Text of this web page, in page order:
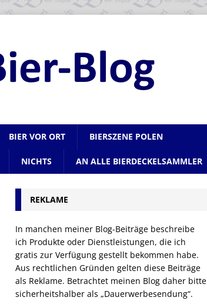
BIER VOR ORT BIERSZENE POLEN
NICHTS AN ALLE BIERDECKELSAMMLER
REKLAME
In manchen meiner Blog-Beiträge beschreibe
ich Produkte oder Dienstleistungen, die ich
gratis zur Verfügung gestellt bekommen habe.
Aus rechtlichen Gründen gelten diese Beiträge
als Reklame. Betrachtet meinen Blog daher bitte
sicherheitshalber als „Dauerwerbesendung“.